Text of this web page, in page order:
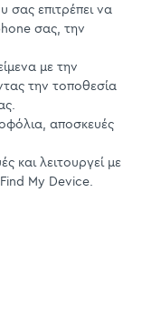
σας επιτρέπει να
σας, την
με την
την τοποθεσία
αποσκευές
και λειτουργεί με
My Device.